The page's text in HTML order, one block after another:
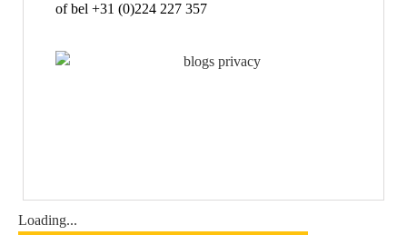
of bel +31 (0)224 227 357
Loading...